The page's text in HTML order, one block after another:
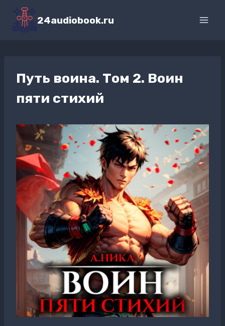
Перейти
содержимому
24audiobook.ru
Путь воина. Том 2. Воин
пяти стихий